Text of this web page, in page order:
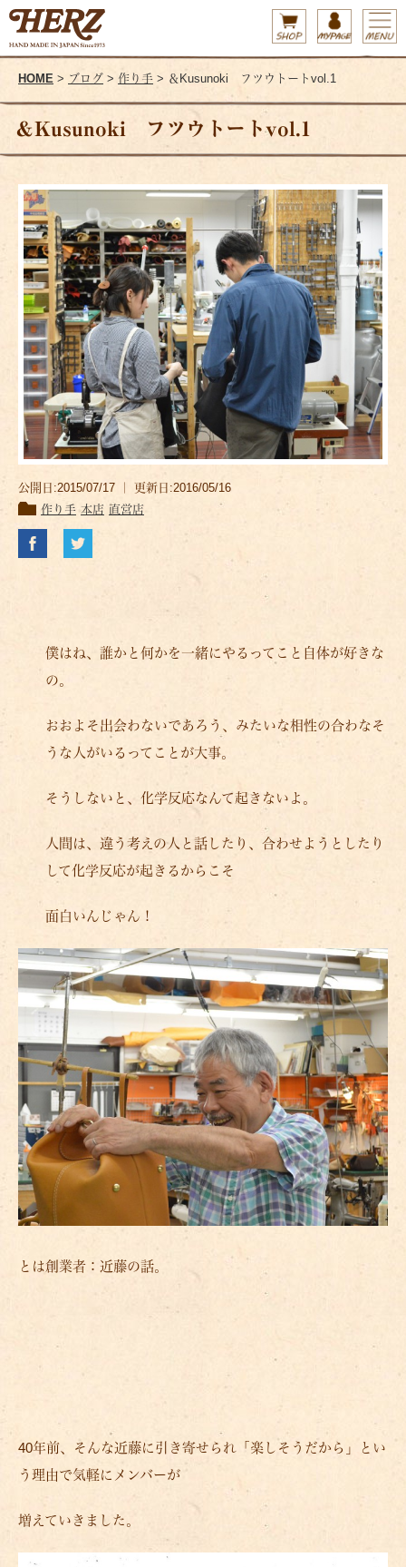
HOME > ブログ > 作り手 > ＆Kusunoki フツウトートvol.1
＆Kusunoki フツウトートvol.1
公開日:2015/07/17 ｜ 更新日:2016/05/16
作り手 本店 直営店
僕はね、誰かと何かを一緒にやるってこと自体が好きな
の。
おおよそ出会わないであろう、みたいな相性の合わなそ
うな人がいるってことが大事。
そうしないと、化学反応なんて起きないよ。
人間は、違う考えの人と話したり、合わせようとしたり
して化学反応が起きるからこそ
面白いんじゃん！
とは創業者：近藤の話。
40年前、そんな近藤に引き寄せられ「楽しそうだから」とい
う理由で気軽にメンバーが
増えていきました。